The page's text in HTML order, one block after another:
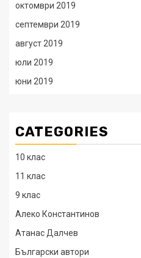
октомври 2019
септември 2019
август 2019
юли 2019
юни 2019
CATEGORIES
10 клас
11 клас
9 клас
Алеко Константинов
Атанас Далчев
Български автори